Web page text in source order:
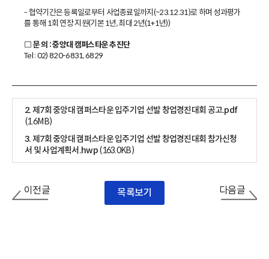
-협약기간은 등록일로부터 사업종료일까지(~23.12.31)로 하며 성과평가
를 통해 1회 연장 지원(기본 1년, 최대 2년(1+1년))
□ 문 의 : 중앙대 캠퍼스타운 추진단
Tel : 02) 820-6831, 6829
2. 제7회 중앙대 캠퍼스타운 입주기업 선발 창업경진대회 공고.pdf
(1.6MB)
3. 제7회 중앙대 캠퍼스타운 입주기업 선발 창업경진대회 참가신청
서 및 사업계획서.hwp(163.0KB)
이전글 목록보기 다음글